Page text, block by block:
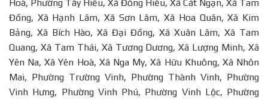
Hoà, Phường Tây Hiếu, Xã Đông Hiếu, Xã Cát Ngạn, Xã Tam
Đồng, Xã Hạnh Lâm, Xã Sơn Lâm, Xã Hoa Quân, Xã Kim
Bảng, Xã Bích Hào, Xã Đại Đồng, Xã Xuân Lâm, Xã Tam
Quang, Xã Tam Thái, Xã Tương Dương, Xã Lượng Minh, Xã
Yên Na, Xã Yên Hoà, Xã Nga My, Xã Hữu Khuông, Xã Nhôn
Mai, Phường Trường Vinh, Phường Thành Vinh, Phường
Vinh Hưng, Phường Vinh Phú, Phường Vinh Lộc, Phường